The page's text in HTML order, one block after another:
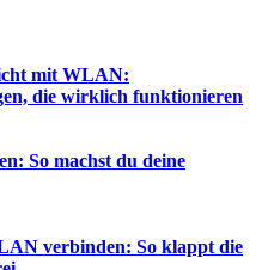
mit WLAN:
die wirklich funktionieren
So machst du deine
verbinden: So klappt die